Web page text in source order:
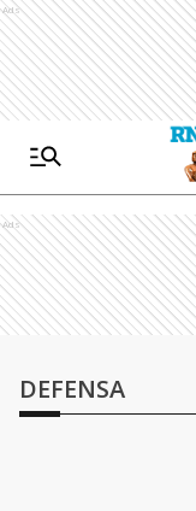
Ads
Ads
DEFENSA